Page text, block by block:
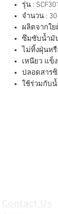
รุ่น :
จำนวน :
ผลิตจากใ
ซึมซับน้ำมั
ไม่ทิ้งฝุ่นห
เหนียว แข็
ปลอดสาร
ใช้ร่วมกับ